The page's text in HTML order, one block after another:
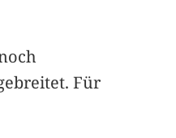
Für